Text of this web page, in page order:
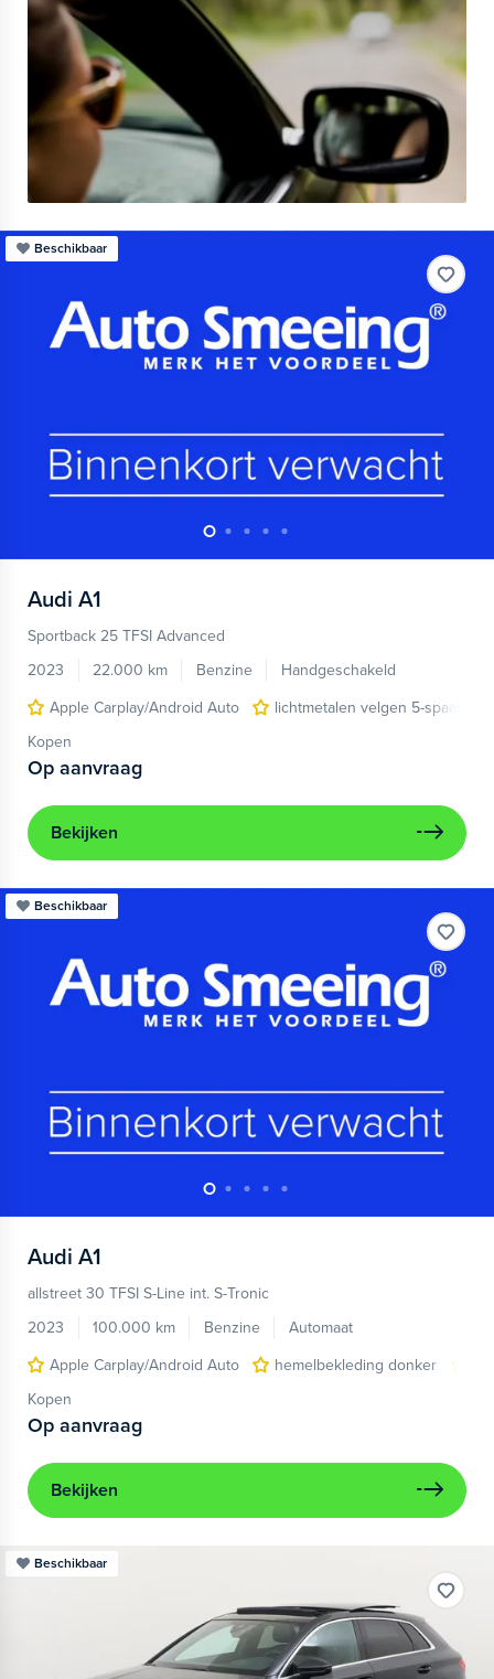
Beschikbaar
Audi A1
Sportback 25 TFSI Advanced
2023
22.000 km Benzine
Handgeschakeld
Apple Carplay/Android Auto
lichtmetalen velgen 5-spaaks
Kopen
Op aanvraag
Bekijken
Beschikbaar
Audi A1
allstreet 30 TFSI S-Line int. S-Tronic
2023
100.000 km Benzine
Automaat
Apple Carplay/Android Auto
hemelbekleding donker
Kopen
Op aanvraag
Bekijken
Beschikbaar